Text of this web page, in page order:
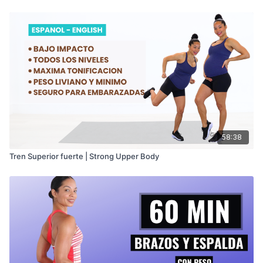
Máxima tonificación:
Con una combinación
perfecta de ejercicios en superseries y dos
pares de mancuernas ligeras, conseguirás unos
brazos, hombros y espalda envidiables.
Equipamiento necesario:
Mancuernas de 2 x 5 lbs
Banda elastica
El peso es personal:
Elige unas mancuernas
que te permitan realizar los ejercicios
correctamente.
La intensidad la marcas tú:Si eres
principiante o estás embarazada, comienza con
pesos ligeros y aumenta gradualmente. ¡Lo
58:38
Tren Superior fuerte | Strong Upper Body